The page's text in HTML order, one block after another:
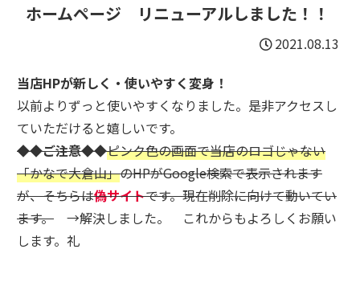
ホームページ リニューアルしました！！
2021.08.13
当店HPが新しく・使いやすく変身！
以前よりずっと使いやすくなりました。是非アクセスし
ていただけると嬉しいです。
◆◆ご注意◆◆ピンク色の画面で当店のロゴじゃない
「かなで大倉山」のHPがGoogle検索で表示されます
が、そちらは偽サイトです。現在削除に向けて動いてい
ます。 →解決しました。 これからもよろしくお願い
します。礼